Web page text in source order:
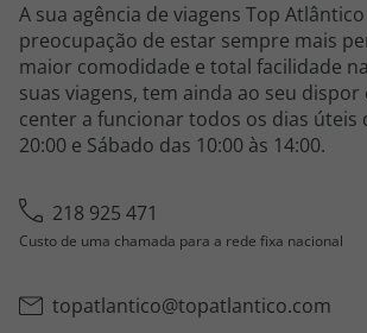
A sua agência de viagens Top
preocupação de estar sempre mais
maior comodidade e total facilidade
suas viagens, tem ainda ao seu dispor
center a funcionar todos os dias úteis
20:00 e Sábado das 10:00 às 14:00.
218 925 471
Custo de uma chamada para a rede fixa nacional
topatlantico@topatlantico.com